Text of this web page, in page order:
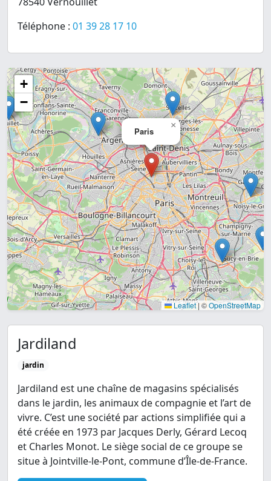
Téléphone : 01 39 28 17 10
Paris
×
+
−
Leaflet | ©OpenStreetMap
Jardiland
jardin
Jardiland est une chaîne de magasins spécialisés
dans le jardin, les animaux de compagnie et l’art de
vivre. C’est une société par actions simplifiée qui a
été créée en 1973 par Jacques Derly, Gérard Lecoq
et Charles Monot. Le siège social de ce groupe se
situe à Jointville-le-Pont, commune d’Île-de-France.